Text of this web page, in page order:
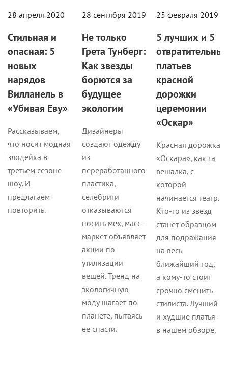
28 апреля 2020
Стильная и
опасная: 5
новых
нарядов
Вилланель в
«Убивая Еву»
Рассказываем,
что носит модная
злодейка в
третьем сезоне
шоу. И
предлагаем
повторить.
28 сентября 2019
Не только
Грета Тунберг:
Как звезды
борются за
будущее
экологии
Дизайнеры
создают одежду
из
переработанного
пластика,
селебрити
отказываются
носить мех, масс-
маркет объявляет
акции по
утилизации
вещей. Тренд на
экологичную
моду шагает по
планете, пытаясь
ее спасти.
25 февраля 2019
5 лучших и 5
платьев
красной
дорожки
церемонии
«Оскар»
Красная дорожка
«Оскара», как та
вешалка, с
которой
начинается театр.
Кто-то из звезд
станет образцом
для подражания
на весь
ближайший год,
а кому-то стоит
срочно сменить
стилиста. Лучший
и худшие платья -
в нашем обзоре.